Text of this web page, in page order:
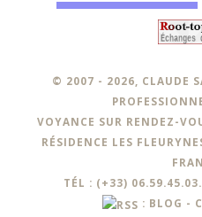
© 2007 - 2026, CLAUDE
VOYANCE SUR RENDEZ-
RÉSIDENCE LES
TÉL : (+33)
: BLOG -